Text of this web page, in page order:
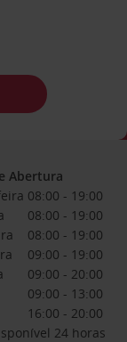
Abertura
08:00 - 19:00
08:00 - 19:00
08:00 - 19:00
09:00 - 19:00
09:00 - 20:00
09:00 - 13:00
16:00 - 20:00
24 horas